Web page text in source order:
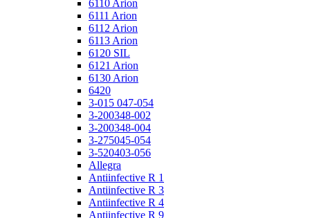
6110 Arion
6111 Arion
6112 Arion
6113 Arion
6120 SIL
6121 Arion
6130 Arion
6420
3-015 047-054
3-200348-002
3-200348-004
3-275045-054
3-520403-056
Allegra
Antiinfective R 1
Antiinfective R 3
Antiinfective R 4
Antiinfective R 9